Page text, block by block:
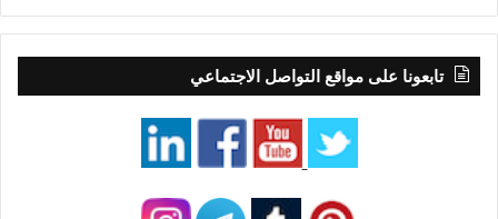
تابعونا على مواقع التواصل الاجتماعي